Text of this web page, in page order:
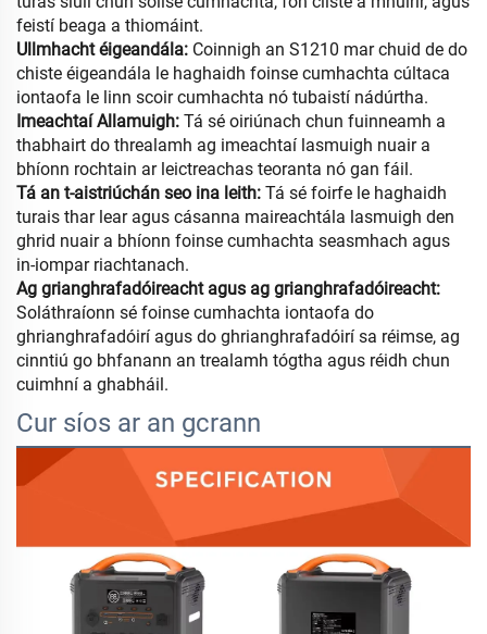
feistí beaga a thiomáint.
Ullmhacht éigeandála: Coinnigh an S1210 mar chuid de do
chiste éigeandála le haghaidh foinse cumhachta cúltaca
iontaofa le linn scoir cumhachta nó tubaistí nádúrtha.
Imeachtaí Allamuigh: Tá sé oiriúnach chun fuinneamh a
thabhairt do threalamh ag imeachtaí lasmuigh nuair a
bhíonn rochtain ar leictreachas teoranta nó gan fáil.
Tá an t-aistriúchán seo ina leith: Tá sé foirfe le haghaidh
turais thar lear agus cásanna maireachtála lasmuigh den
ghrid nuair a bhíonn foinse cumhachta seasmhach agus
in-iompar riachtanach.
Ag grianghrafadóireacht agus ag grianghrafadóireacht:
Soláthraíonn sé foinse cumhachta iontaofa do
ghrianghrafadóirí agus do ghrianghrafadóirí sa réimse, ag
cinntiú go bhfanann an trealamh tógtha agus réidh chun
cuimhní a ghabháil.
Cur síos ar an gcrann